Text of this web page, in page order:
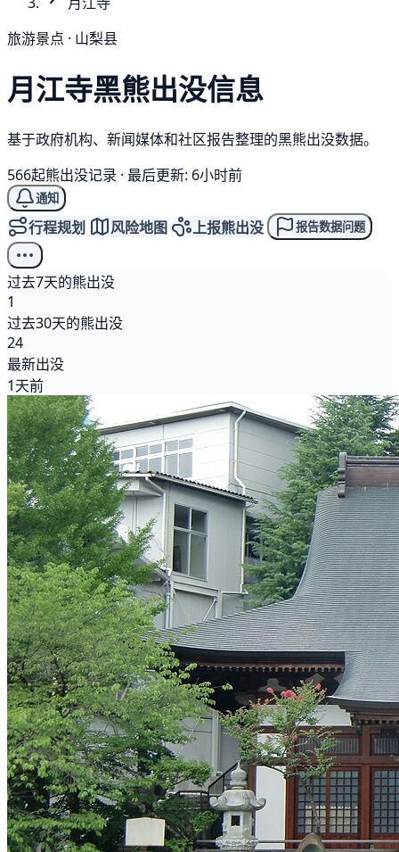
旅游景点 · 山梨县
月江寺黑熊出没信息
基于政府机构、新闻媒体和社区报告整理的黑熊出没数据。
566起熊出没记录 · 最后更新: 6小时前
通知
行程规划 风险地图 上报熊出没 报告数据问题
过去7天的熊出没
1
过去30天的熊出没
24
最新出没
1天前